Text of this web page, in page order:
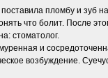
пломбу и зуб
что болит. После
стоматолог.
и
возбуждение.